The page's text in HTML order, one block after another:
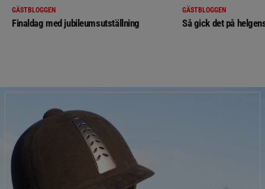
GÄSTBLOGGEN
Finaldag med jubileumsutställning
GÄSTBLOGGEN
Så gick det på